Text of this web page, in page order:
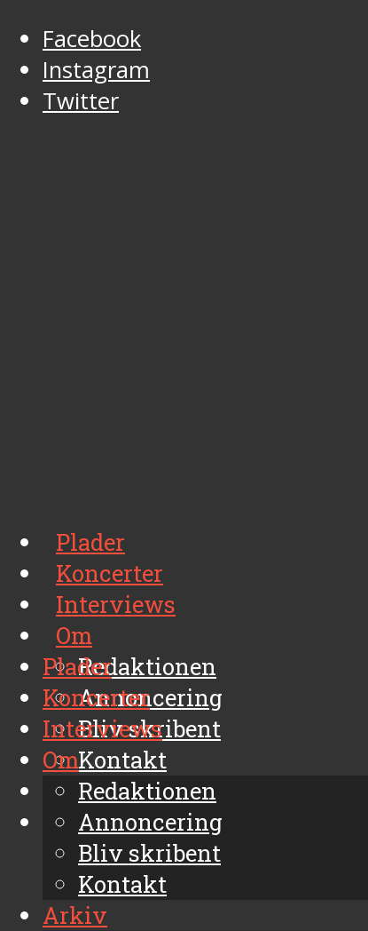
Facebook
Instagram
Twitter
Plader
Koncerter
Interviews
Om
Redaktionen
Annoncering
Bliv skribent
Kontakt
Arkiv
Plader
Koncerter
Interviews
Om
Redaktionen
Annoncering
Bliv skribent
Kontakt
Arkiv